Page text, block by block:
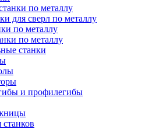
по металлу
для сверл по металлу
по металлу
по металлу
станки
и профилегибы